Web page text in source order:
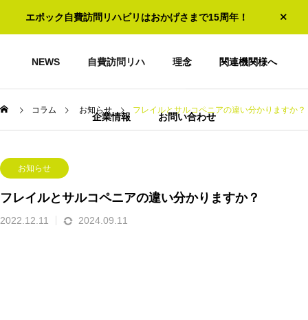
エポック自費訪問リハビリはおかげさまで15周年！
NEWS 自費訪問リハ 理念 関連機関様へ
企業情報 お問い合わせ
コラム お知らせ フレイルとサルコペニアの違い分かりますか？
お知らせ
フレイルとサルコペニアの違い分かりますか？
2022.12.11 2024.09.11